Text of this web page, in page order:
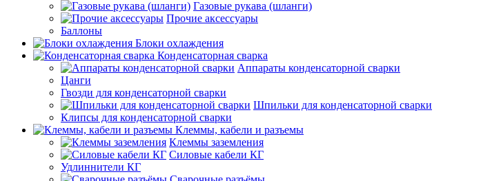
Газовые рукава (шланги)
Прочие аксессуары
Баллоны
Блоки охлаждения
Конденсаторная сварка
Аппараты конденсаторной сварки
Цанги
Гвозди для конденсаторной сварки
Шпильки для конденсаторной сварки
Клипсы для конденсаторной сварки
Клеммы, кабели и разъемы
Клеммы заземления
Силовые кабели КГ
Удлиннители КГ